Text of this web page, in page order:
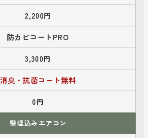
2,200円
防カビコートPRO
3,300円
消臭・抗菌コート無料
0円
壁埋込みエアコン